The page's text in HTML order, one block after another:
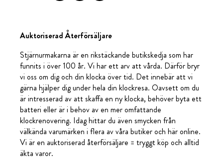
Auktoriserad Återförsäljare
Stjärnurmakarna är en rikstäckande butikskedja som har
funnits i över 100 år. Vi har ett arv att vårda. Därför bryr
vi oss om dig och din klocka över tid. Det innebär att vi
gärna hjälper dig under hela din klockresa. Oavsett om du
är intresserad av att skaffa en ny klocka, behöver byta ett
batteri eller är i behov av en mer omfattande
klockrenovering. Idag hittar du även smycken från
välkända varumärken i flera av våra butiker och här online.
Vi är en auktoriserad återförsäljare = tryggt köp och alltid
äkta varor.